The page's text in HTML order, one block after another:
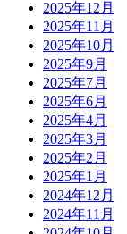
2025年12月
2025年11月
2025年10月
2025年9月
2025年7月
2025年6月
2025年4月
2025年3月
2025年2月
2025年1月
2024年12月
2024年11月